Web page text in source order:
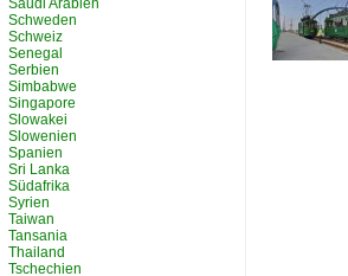
Saudi Arabien
Schweden
Schweiz
Senegal
Serbien
Simbabwe
Singapore
Slowakei
Slowenien
Spanien
Sri Lanka
Südafrika
Syrien
Taiwan
Tansania
Thailand
Tschechien